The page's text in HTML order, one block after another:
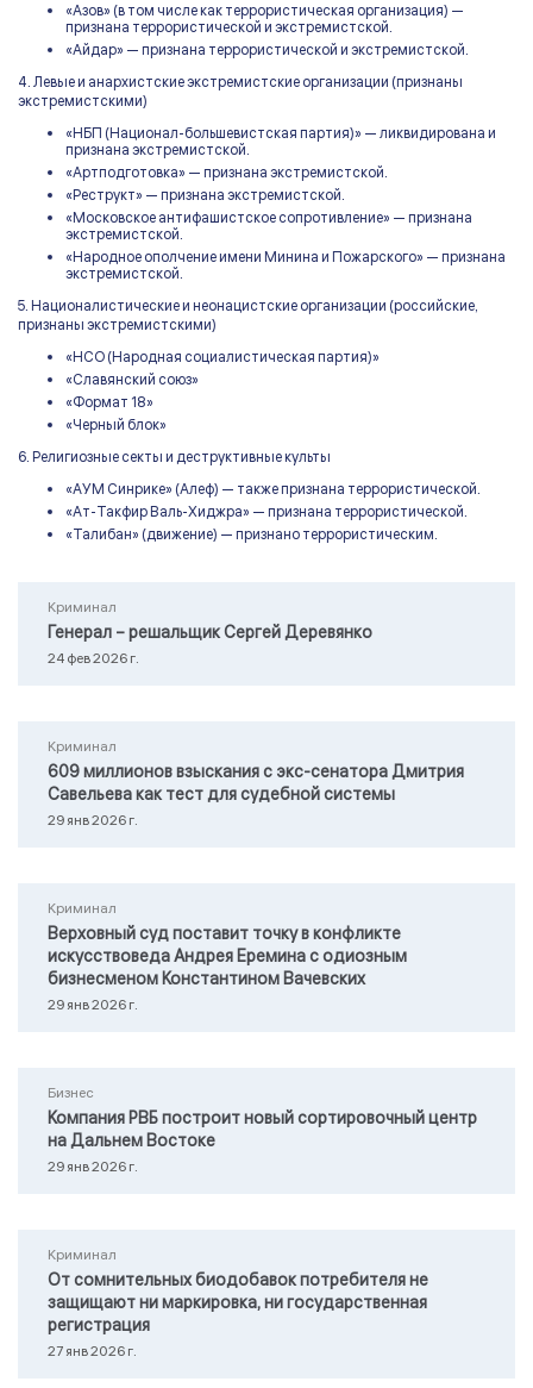
«Азов» (в том числе как террористическая организация) —
признана террористической и экстремистской.
«Айдар» — признана террористической и экстремистской.
4. Левые и анархистские экстремистские организации (признаны
экстремистскими)
«НБП (Национал-большевистская партия)» — ликвидирована и
признана экстремистской.
«Артподготовка» — признана экстремистской.
«Реструкт» — признана экстремистской.
«Московское антифашистское сопротивление» — признана
экстремистской.
«Народное ополчение имени Минина и Пожарского» — признана
экстремистской.
5. Националистические и неонацистские организации (российские,
признаны экстремистскими)
«НСО (Народная социалистическая партия)»
«Славянский союз»
«Формат 18»
«Черный блок»
6. Религиозные секты и деструктивные культы
«АУМ Синрике» (Алеф) — также признана террористической.
«Ат-Такфир Валь-Хиджра» — признана террористической.
«Талибан» (движение) — признано террористическим.
Криминал
Генерал – решальщик Сергей Деревянко
24 фев 2026 г.
Криминал
609 миллионов взыскания с экс-сенатора Дмитрия
Савельева как тест для судебной системы
29 янв 2026 г.
Криминал
Верховный суд поставит точку в конфликте
искусствоведа Андрея Еремина с одиозным
бизнесменом Константином Вачевских
29 янв 2026 г.
Бизнес
Компания РВБ построит новый сортировочный центр
на Дальнем Востоке
29 янв 2026 г.
Криминал
От сомнительных биодобавок потребителя не
защищают ни маркировка, ни государственная
регистрация
27 янв 2026 г.